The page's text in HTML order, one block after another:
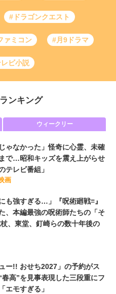
#ドラゴンクエスト
ァミコン #月9ドラマ
ビ小説
ンキング
ウィークリー
ゃなかった」怪奇に心霊、未確
で…昭和キッズを震え上がらせ
テレビ番組」
画
も強すぎる…」『呪術廻戦≡』
、本編最強の呪術師たちの「そ
、東堂、釘崎らの数十年後の
ュー!! おせち2027」の予約がス
春高”を見事表現した三段重にフ
エモすぎる」